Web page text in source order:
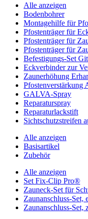
Alle anzeigen
Bodenbohrer
Montagehilfe für
Pfostenträger für
Pfostenträger für
Pfostenträger für
Befestigungs-Set
Eckverbinder zur
Zaunerhöhung
Pfostenverstärkung
GALVA-Spray
Reparaturspray
Reparaturlackstift
Sichtschutzstreifen
Alle anzeigen
Basisartikel
Zubehör
Alle anzeigen
Set Fix-Clip Pro®
Zauneck-Set für
Zaunanschluss-Set,
Zaunanschluss-Set,